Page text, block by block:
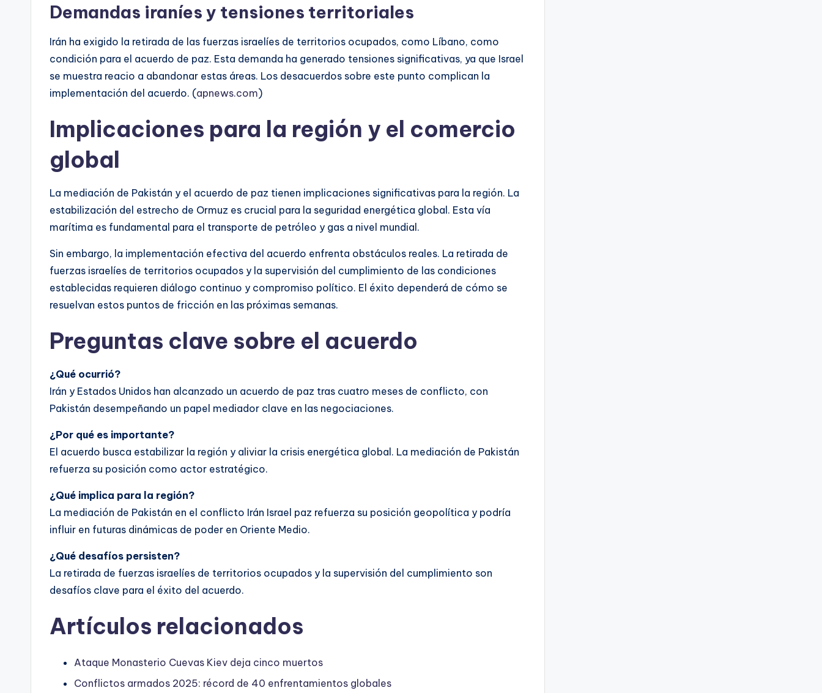
Demandas iraníes y tensiones territoriales
Irán ha exigido la retirada de las fuerzas israelíes de territorios ocupados, como Líbano, como
condición para el acuerdo de paz. Esta demanda ha generado tensiones significativas, ya que Israel
se muestra reacio a abandonar estas áreas. Los desacuerdos sobre este punto complican la
implementación del acuerdo. (apnews.com)
Implicaciones para la región y el comercio
global
La mediación de Pakistán y el acuerdo de paz tienen implicaciones significativas para la región. La
estabilización del estrecho de Ormuz es crucial para la seguridad energética global. Esta vía
marítima es fundamental para el transporte de petróleo y gas a nivel mundial.
Sin embargo, la implementación efectiva del acuerdo enfrenta obstáculos reales. La retirada de
fuerzas israelíes de territorios ocupados y la supervisión del cumplimiento de las condiciones
establecidas requieren diálogo continuo y compromiso político. El éxito dependerá de cómo se
resuelvan estos puntos de fricción en las próximas semanas.
Preguntas clave sobre el acuerdo
¿Qué ocurrió?
Irán y Estados Unidos han alcanzado un acuerdo de paz tras cuatro meses de conflicto, con
Pakistán desempeñando un papel mediador clave en las negociaciones.
¿Por qué es importante?
El acuerdo busca estabilizar la región y aliviar la crisis energética global. La mediación de Pakistán
refuerza su posición como actor estratégico.
¿Qué implica para la región?
La mediación de Pakistán en el conflicto Irán Israel paz refuerza su posición geopolítica y podría
influir en futuras dinámicas de poder en Oriente Medio.
¿Qué desafíos persisten?
La retirada de fuerzas israelíes de territorios ocupados y la supervisión del cumplimiento son
desafíos clave para el éxito del acuerdo.
Artículos relacionados
Ataque Monasterio Cuevas Kiev deja cinco muertos
Conflictos armados 2025: récord de 40 enfrentamientos globales